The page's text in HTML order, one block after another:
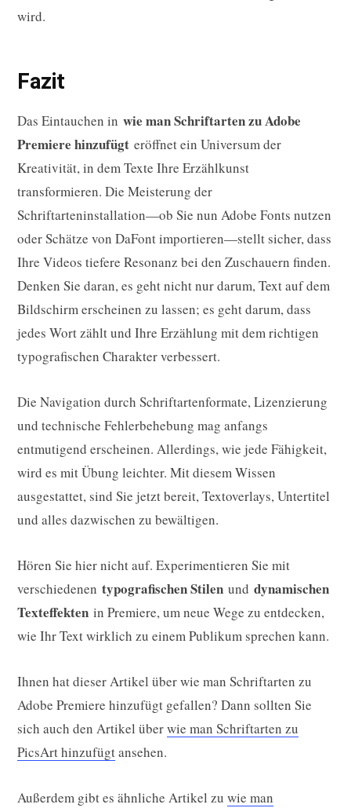
wird.
Fazit
Das Eintauchen in wie man Schriftarten zu Adobe
Premiere hinzufügt eröffnet ein Universum der
Kreativität, in dem Texte Ihre Erzählkunst
transformieren. Die Meisterung der
Schriftarteninstallation—ob Sie nun Adobe Fonts nutzen
oder Schätze von DaFont importieren—stellt sicher, dass
Ihre Videos tiefere Resonanz bei den Zuschauern finden.
Denken Sie daran, es geht nicht nur darum, Text auf dem
Bildschirm erscheinen zu lassen; es geht darum, dass
jedes Wort zählt und Ihre Erzählung mit dem richtigen
typografischen Charakter verbessert.
Die Navigation durch Schriftartenformate, Lizenzierung
und technische Fehlerbehebung mag anfangs
entmutigend erscheinen. Allerdings, wie jede Fähigkeit,
wird es mit Übung leichter. Mit diesem Wissen
ausgestattet, sind Sie jetzt bereit, Textoverlays, Untertitel
und alles dazwischen zu bewältigen.
Hören Sie hier nicht auf. Experimentieren Sie mit
verschiedenen typografischen Stilen und dynamischen
Texteffekten in Premiere, um neue Wege zu entdecken,
wie Ihr Text wirklich zu einem Publikum sprechen kann.
Ihnen hat dieser Artikel über wie man Schriftarten zu
Adobe Premiere hinzufügt gefallen? Dann sollten Sie
sich auch den Artikel überwie man Schriftarten zu
PicsArt hinzufügtansehen.
Außerdem gibt es ähnliche Artikel zu wie man